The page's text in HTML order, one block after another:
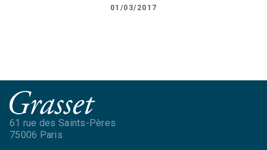
01/03/2017
61 rue des Saints-Pères
75006 Paris